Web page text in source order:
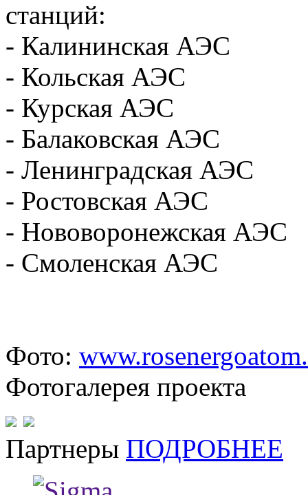
станций:
- Калининская АЭС
- Кольская АЭС
- Курская АЭС
- Балаковская АЭС
- Ленинградская АЭС
- Ростовская АЭС
- Нововоронежская АЭС
- Смоленская АЭС
Фото:
Фотогалерея проекта
Партнеры ПОДРОБНЕЕ